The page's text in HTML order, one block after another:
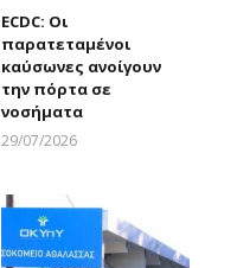
ECDC: Οι
παρατεταμένοι
καύσωνες ανοίγουν
την πόρτα σε
νοσήματα
29/07/2026